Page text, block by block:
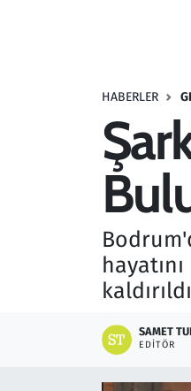
HABERLER
SAMET
EDITÖR
Savunma Sanayi
Televizyon